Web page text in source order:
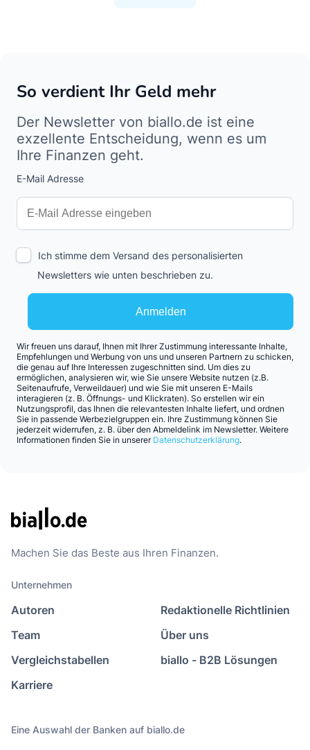
So verdient Ihr Geld mehr
Der Newsletter von biallo.de ist eine
exzellente Entscheidung, wenn es um
Ihre Finanzen geht.
E-Mail Adresse
Interests
Amount
Anmelden
Ich stimme dem Versand des personalisierten
Newsletters wie unten beschrieben zu.
Wir freuen uns darauf, Ihnen mit Ihrer Zustimmung interessante Inhalte,
Empfehlungen und Werbung von uns und unseren Partnern zu schicken,
die genau auf Ihre Interessen zugeschnitten sind. Um dies zu
ermöglichen, analysieren wir, wie Sie unsere Website nutzen (z.B.
Seitenaufrufe, Verweildauer) und wie Sie mit unseren E-Mails
interagieren (z. B. Öffnungs- und Klickraten). So erstellen wir ein
Nutzungsprofil, das Ihnen die relevantesten Inhalte liefert, und ordnen
Sie in passende Werbezielgruppen ein. Ihre Zustimmung können Sie
jederzeit widerrufen, z. B. über den Abmeldelink im Newsletter. Weitere
Informationen finden Sie in unserer Datenschutzerklärung.
Machen Sie das Beste aus Ihren Finanzen.
Unternehmen
Autoren
Team
Vergleichstabellen
Karriere
Redaktionelle Richtlinien
Über uns
biallo - B2B Lösungen
Eine Auswahl der Banken auf biallo.de